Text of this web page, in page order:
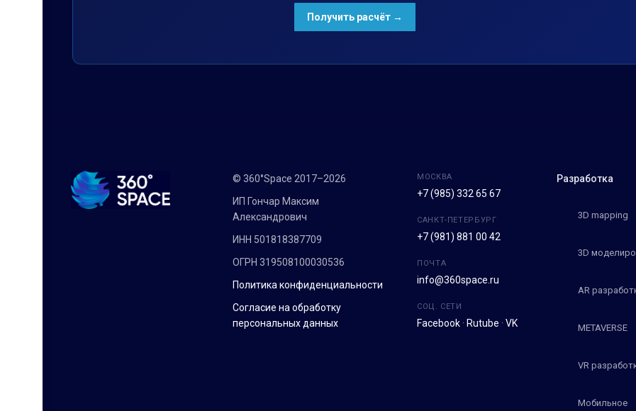
© 360°Space 2017–2026
ИП Гончар Максим
Александрович
ИНН 501818387709
ОГРН 319508100030536
Политика конфиденциальности
Согласие на обработку
персональных данных
МОСКВА
+7 (985) 332 65 67
САНКТ-ПЕТЕРБУРГ
+7 (981) 881 00 42
ПОЧТА
info@360space.ru
СОЦ. СЕТИ
Facebook· Rutube · VK
Разработка
3D mapping
3D
AR
METAVERSE
VR
Мобильное